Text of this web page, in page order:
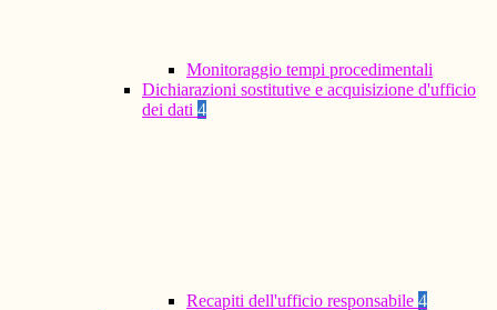
Monitoraggio tempi procedimentali
Dichiarazioni sostitutive e acquisizione d'ufficio
dei dati 4
Recapiti dell'ufficio responsabile 4